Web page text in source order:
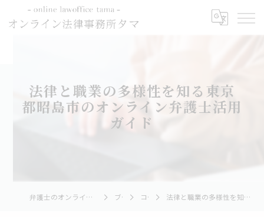
法律と職業の多様性を知る東京
都昭島市のオンライン弁護士活用
ガイド
弁護士のオンライン相談ならオンライン法律事務所タマ ブログ コラム 法律と職業の多様性を知る東京都昭島市のオンライン弁護士活用ガイド